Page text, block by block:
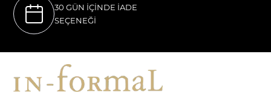
30 GÜN İÇİNDE İADE
SEÇENEĞİ